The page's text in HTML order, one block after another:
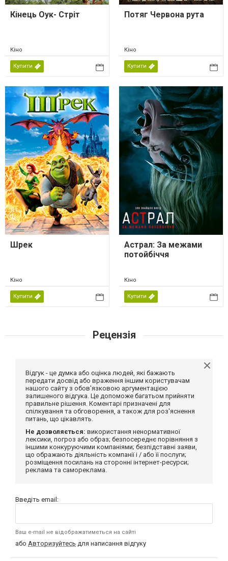
Кінець Оук- Стріт
Кіно
Купити
Потяг Червона рута
Кіно
Купити
Шрек
Кіно
Купити
Астрал: За межами
потойбіччя
Кіно
Купити
Рецензія
Відгук - це думка або оцінка людей, які бажають
передати досвід або враження іншим користувачам
нашого сайту з обов'язковою аргументацією
залишеного відгука. Це допоможе багатьом прийняти
правильне рішення. Коментарі призначені для
спілкування та обговорення, а також для роз'яснення
питань, що цікавлять.
Не дозволяється: використання ненормативної
лексики, погроз або образ; безпосереднє порівняння з
іншими конкуруючими компаніями; безпідставні заяви,
що ображають діяльність компанії і / або її послуги;
розміщення посилань на сторонні інтернет-ресурси;
реклама та самореклама.
Введіть email:
Ваш e-mail не відображатиметься на сайті
або Авторизуйтесь для написання відгуку